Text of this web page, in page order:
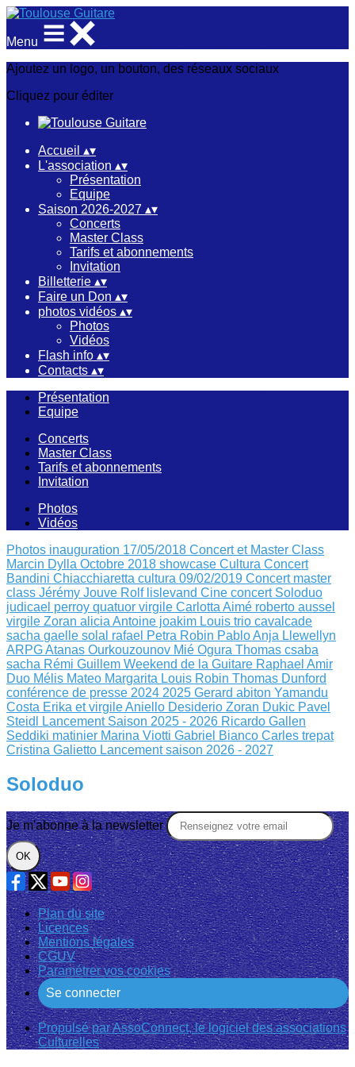
Menu
Ajoutez un logo, un bouton, des réseaux sociaux
Cliquez pour éditer
Accueil ▴▾
L'association ▴▾
Présentation
Equipe
Saison 2026-2027 ▴▾
Concerts
Master Class
Tarifs et abonnements
Invitation
Billetterie ▴▾
Faire un Don ▴▾
photos vidéos ▴▾
Photos
Vidéos
Flash info ▴▾
Contacts ▴▾
Présentation
Equipe
Concerts
Master Class
Tarifs et abonnements
Invitation
Photos
Vidéos
Photos inauguration 17/05/2018 Concert et Master Class
Marcin Dylla Octobre 2018 showcase Cultura Concert
Bandini Chiacchiaretta cultura 09/02/2019 Concert master
class Jérémy Jouve Rolf lislevand Cine concert Soloduo
judicael perroy quatuor virgile Carlotta Aimé roberto aussel
virgile Zoran alicia Antoine joakim Louis trio cavalcade
sacha gaelle solal rafael Petra Robin Pablo Anja Llewellyn
ARPG Atanas Ourkouzounov Mié Ogura Thomas csaba
sacha Rémi Guillem Weekend de la Guitare Raphael Amir
Duo Mélis Mateo Margarita Louis Robin Thomas Dunford
conférence de presse 2024 2025 Gerard abiton Yamandu
Costa Erika et virgileAniello Desiderio Zoran Dukic Pavel
Steidl
Lancement Saison 2025 - 2026 Ricardo Gallen
Seddiki matinier Marina Viotti Gabriel Bianco Carles trepat
Cristina Galietto Lancement saison 2026 - 2027
Soloduo
Je m'abonne à la newsletter
OK
Plan du site
Licences
Mentions légales
CGUV
Paramétrer vos cookies
Se connecter
Propulsé par AssoConnect, le logiciel des associations
Culturelles